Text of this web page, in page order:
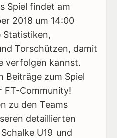
Spiel findet am
2018 um 14:00
Statistiken,
Torschützen, damit
verfolgen kannst.
Beiträge zum Spiel
FT-Community!
zu den Teams
detaillierten
Schalke U19 und